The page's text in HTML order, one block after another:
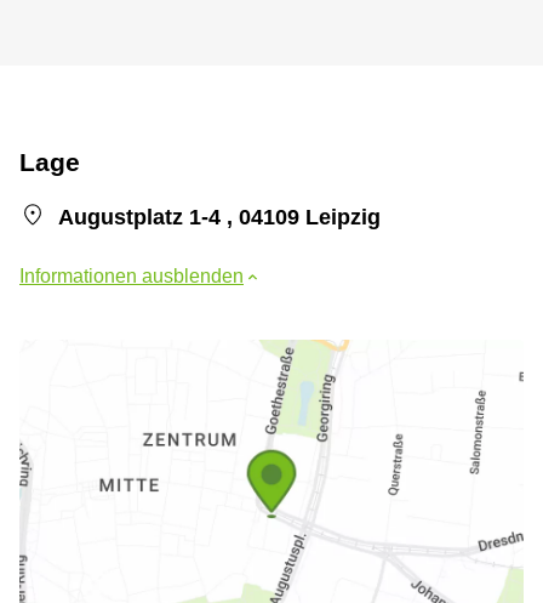
Lage
Augustplatz 1-4 , 04109 Leipzig
Informationen ausblenden